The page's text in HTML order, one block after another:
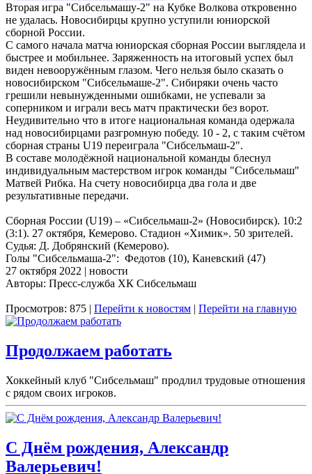
Вторая игра "Сибсельмашу-2" на Кубке Волкова откровенно
не удалась. Новосибирцы крупно уступили юниорской
сборной России.
С самого начала матча юниорская сборная России выглядела и
быстрее и мобильнее. Заряженность на итоговый успех был
виден невооружённым глазом. Чего нельзя было сказать о
новосибирском "Сибсельмаше-2". Сибиряки очень часто
грешили невынужденными ошибками, не успевали за
соперником и играли весь матч практически без ворот.
Неудивительно что в итоге национальная команда одержала
над новосибирцами разгромную победу. 10 - 2, с таким счётом
сборная страны U19 переиграла "Сибсельмаш-2".
В составе молодёжной национальной команды блеснул
индивидуальным мастерством игрок команды "Сибсельмаш"
Матвей Рибка. На счету новосибирца два гола и две
результативные передачи.
Сборная России (U19) – «Сибсельмаш-2» (Новосибирск). 10:2
(3:1). 27 октября, Кемерово. Стадион «Химик». 50 зрителей.
Судья: Д. Добрянский (Кемерово).
Голы "Сибсельмаша-2": Федотов (10), Каневский (47)
27 октября 2022 | новости
Авторы: Пресс-служба ХК Сибсельмаш
Просмотров: 875 | Перейти к новостям | Перейти на главную
Продолжаем работать
Хоккейный клуб "Сибсельмаш" продлил трудовые отношения
с рядом своих игроков.
С Днём рождения, Александр
Валерьевич!